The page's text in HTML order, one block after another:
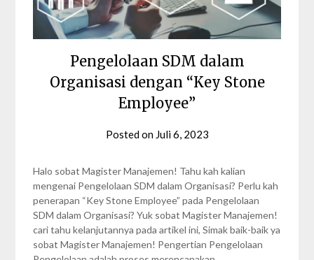
Pengelolaan SDM dalam
Organisasi dengan “Key Stone
Employee”
Posted on Juli 6, 2023
Zalfa
Halo sobat Magister Manajemen! Tahu kah kalian
mengenai Pengelolaan SDM dalam Organisasi? Perlu kah
penerapan “Key Stone Employee” pada Pengelolaan
SDM dalam Organisasi? Yuk sobat Magister Manajemen!
cari tahu kelanjutannya pada artikel ini, Simak baik-baik ya
sobat Magister Manajemen! Pengertian Pengelolaan